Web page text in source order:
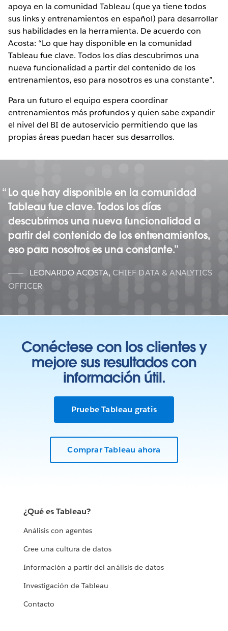
apoya en la comunidad Tableau (que ya tiene todos
sus links y entrenamientos en español) para desarrollar
sus habilidades en la herramienta. De acuerdo con
Acosta: “Lo que hay disponible en la comunidad
Tableau fue clave. Todos los días descubrimos una
nueva funcionalidad a partir del contenido de los
entrenamientos, eso para nosotros es una constante”.
Para un futuro el equipo espera coordinar
entrenamientos más profundos y quien sabe expandir
el nivel del BI de autoservicio permitiendo que las
propias áreas puedan hacer sus desarrollos.
Lo que hay disponible en la comunidad
Tableau fue clave. Todos los días
descubrimos una nueva funcionalidad a
partir del contenido de los entrenamientos,
eso para nosotros es una constante.
LEONARDO ACOSTA, CHIEF DATA & ANALYTICS
OFFICER
Conéctese con los clientes y
mejore sus resultados con
información útil.
Pruebe Tableau gratis
Comprar Tableau ahora
¿Qué es Tableau?
Análisis con agentes
Cree una cultura de datos
Información a partir del análisis de datos
Investigación de Tableau
Contacto